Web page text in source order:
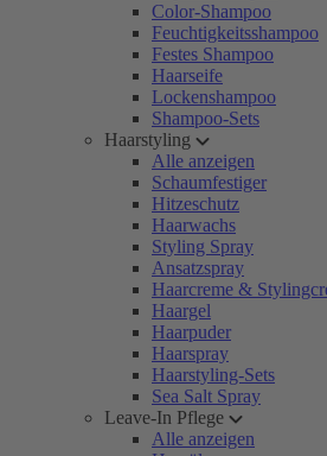
Color-Shampoo
Feuchtigkeitsshampoo
Festes Shampoo
Haarseife
Lockenshampoo
Shampoo-Sets
Haarstyling
Alle anzeigen
Schaumfestiger
Hitzeschutz
Haarwachs
Styling Spray
Ansatzspray
Haarcreme &
Haargel
Haarpuder
Haarspray
Haarstyling-Sets
Sea Salt Spray
Leave-In Pflege
Alle anzeigen